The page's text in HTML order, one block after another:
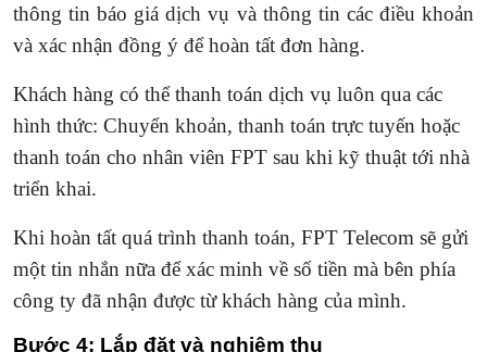
thông tin báo giá dịch vụ và thông tin các điều khoản
và xác nhận đồng ý để hoàn tất đơn hàng.
Khách hàng có thể thanh toán dịch vụ luôn qua các
hình thức: Chuyển khoản, thanh toán trực tuyến hoặc
thanh toán cho nhân viên FPT sau khi kỹ thuật tới nhà
triển khai.
Khi hoàn tất quá trình thanh toán, FPT Telecom sẽ gửi
một tin nhắn nữa để xác minh về số tiền mà bên phía
công ty đã nhận được từ khách hàng của mình.
Bước 4: Lắp đặt và nghiệm thu